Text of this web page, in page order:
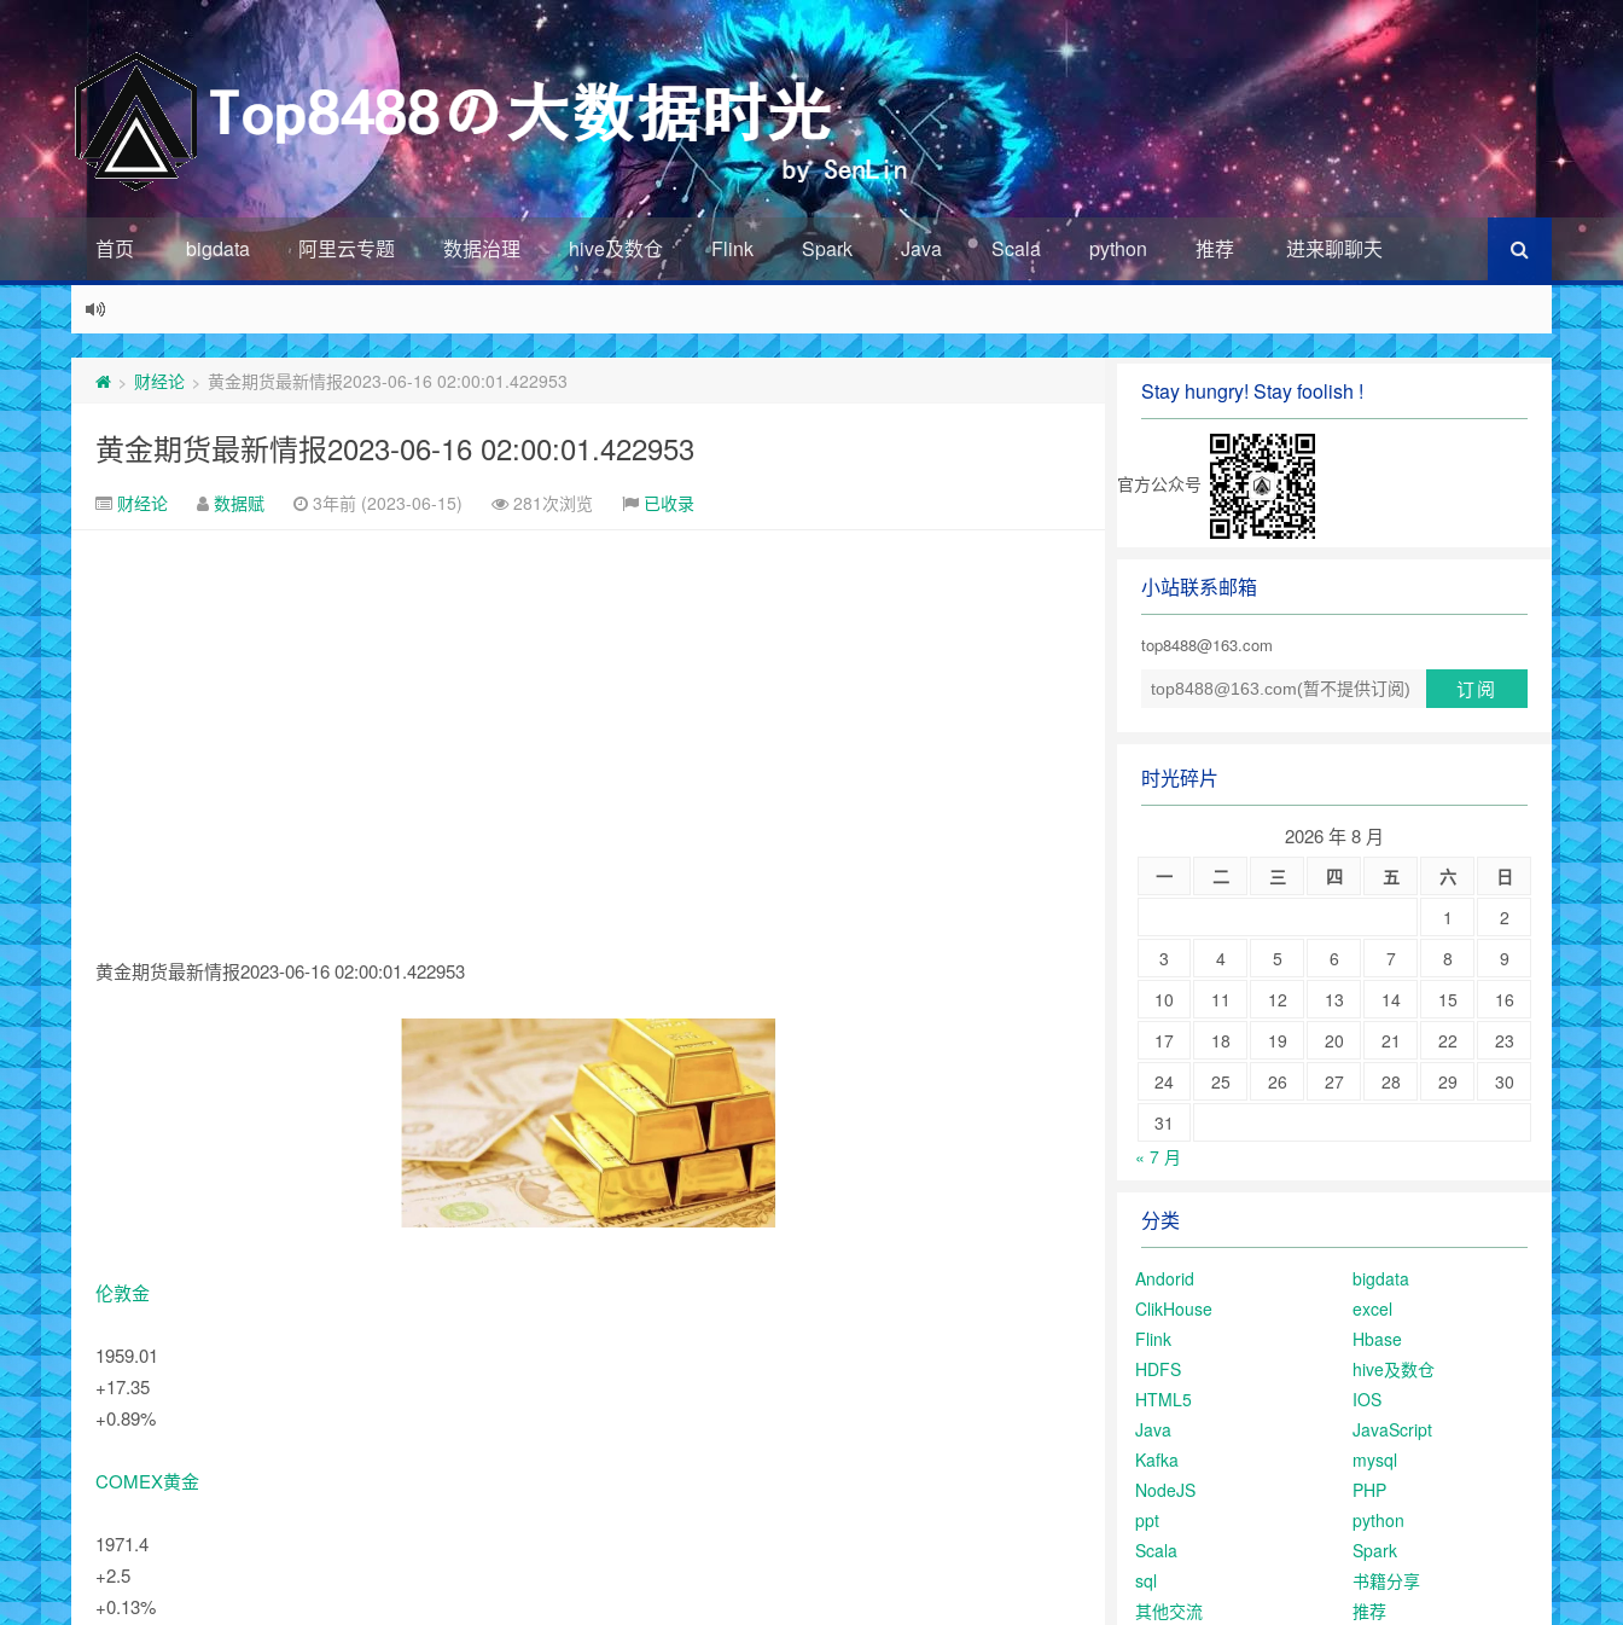
首页 bigdata 阿里云专题 数据治理 hive及数仓 Flink Spark Java Scala python 推荐 进来聊聊天
> 财经论 > 黄金期货最新情报2023-06-16 02:00:01.422953
黄金期货最新情报2023-06-16 02:00:01.422953
财经论 数据赋 3年前 (2023-06-15) 281次浏览 已收录
黄金期货最新情报2023-06-16 02:00:01.422953
伦敦金
1959.01
+17.35
+0.89%
COMEX黄金
1971.4
+2.5
+0.13%
Stay hungry! Stay foolish !
官方公众号
小站联系邮箱
top8488@163.com
时光碎片
2026 年 8 月
一 二 三 四 五 六
日
1
2
3
4 5 6 7 8
9
10
11 12 13 14 15
16
17
18 19 20 21 22
23
24
25 26 27 28 29
30
31
« 7 月
分类
Andorid
bigdata
ClikHouse
excel
Flink
Hbase
HDFS
hive及数仓
HTML5
IOS
Java
JavaScript
Kafka
mysql
NodeJS
PHP
ppt
python
Scala
Spark
sql
书籍分享
其他交流
推荐